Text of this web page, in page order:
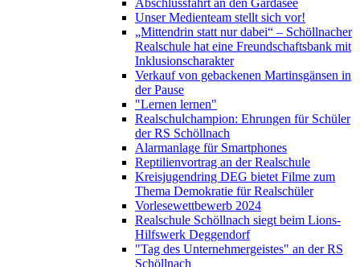
Unser Medienteam stellt sich vor!
„Mittendrin statt nur dabei“ – Schöllnacher
Realschule hat eine Freundschaftsbank mit
Inklusionscharakter
Verkauf von gebackenen Martinsgänsen in
der Pause
"Lernen lernen"
Realschulchampion: Ehrungen für Schüler
der RS Schöllnach
Alarmanlage für Smartphones
Reptilienvortrag an der Realschule
Kreisjugendring DEG bietet Filme zum
Thema Demokratie für Realschüler
Vorlesewettbewerb 2024
Realschule Schöllnach siegt beim Lions-
Hilfswerk Deggendorf
"Tag des Unternehmergeistes" an der RS
Schöllnach